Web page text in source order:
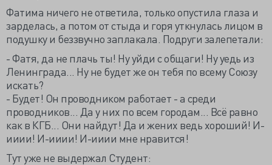
Фатима ничего не ответила, только опустила глаза и
зарделась, а потом от стыда и горя уткнулась лицом в
подушку и беззвучно заплакала. Подруги залепетали:
- Фатя, да не плачь ты! Ну уйди с общаги! Ну уедь из
Ленинграда... Ну не будет же он тебя по всему Союзу
искать?
- Будет! Он проводником работает - а среди
проводников... Да у них по всем городам... Всё равно
как в КГБ... Они найдут! Да и жених ведь хороший! И-
ииии! И-ииии! И-ииии мне нравится!
Тут уже не выдержал Студент: